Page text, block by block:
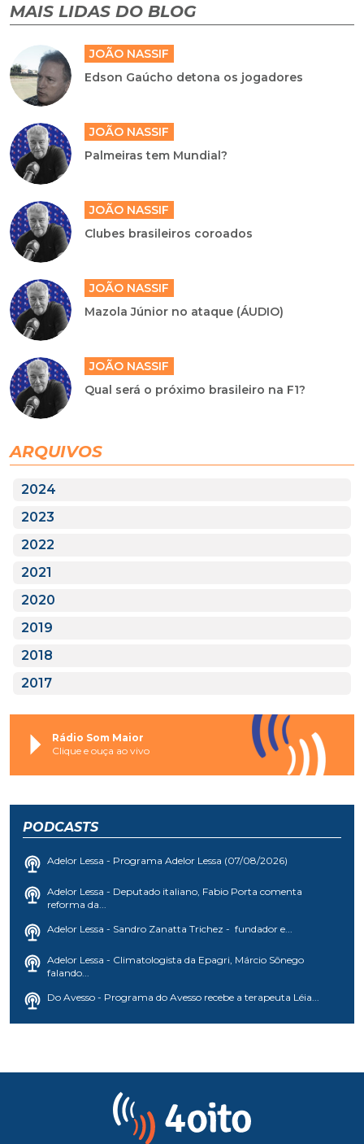
MAIS LIDAS DO BLOG
JOÃO NASSIF
Edson Gaúcho detona os jogadores
JOÃO NASSIF
Palmeiras tem Mundial?
JOÃO NASSIF
Clubes brasileiros coroados
JOÃO NASSIF
Mazola Júnior no ataque (ÁUDIO)
JOÃO NASSIF
Qual será o próximo brasileiro na F1?
ARQUIVOS
2024
2023
2022
2021
2020
2019
2018
2017
Rádio Som Maior
Clique e ouça ao vivo
PODCASTS
Adelor Lessa - Programa Adelor Lessa (07/08/2026)
Adelor Lessa - Deputado italiano, Fabio Porta comenta
reforma da...
Adelor Lessa - Sandro Zanatta Trichez - fundador e...
Adelor Lessa - Climatologista da Epagri, Márcio Sônego
falando...
Do Avesso - Programa do Avesso recebe a terapeuta Léia...